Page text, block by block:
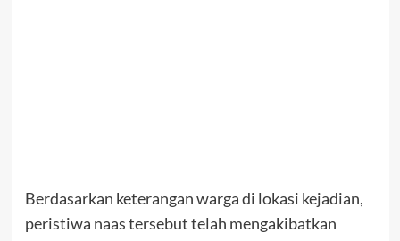
Berdasarkan keterangan warga di lokasi kejadian,
peristiwa naas tersebut telah mengakibatkan